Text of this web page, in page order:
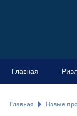
Главная
Главная Новые